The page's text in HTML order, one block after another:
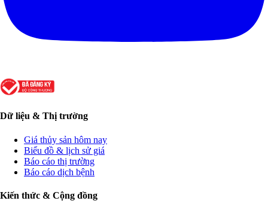
Dữ liệu & Thị trường
Giá thủy sản hôm nay
Biểu đồ & lịch sử giá
Báo cáo thị trường
Báo cáo dịch bệnh
Kiến thức & Cộng đồng